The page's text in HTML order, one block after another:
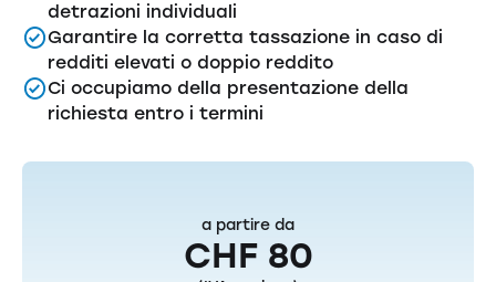
detrazioni individuali
Garantire la corretta tassazione in caso di
redditi elevati o doppio reddito
Ci occupiamo della presentazione della
richiesta entro i termini
a partire da
CHF 80